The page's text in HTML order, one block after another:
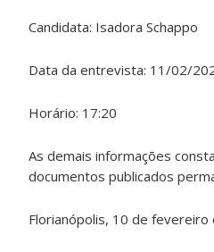
Candidata: Isadora Schappo
Data da entrevista: 11/02/
Horário: 17:20
As demais informações
documentos publicados
Florianópolis, 10 de fevereiro